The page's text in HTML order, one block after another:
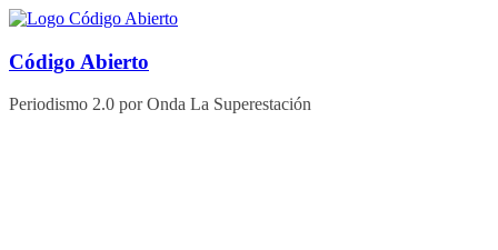
Saltar
contenido
Código Abierto
Periodismo 2.0 por Onda La Superestación